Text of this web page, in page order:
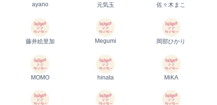
ayano 元気玉 佐々木まこ
藤井絵里加 Megumi 岡部ひかり
MOMO hinata MiKA